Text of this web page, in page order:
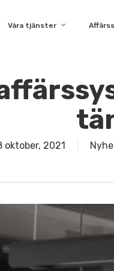
Våra tjänster
oktober, 2021